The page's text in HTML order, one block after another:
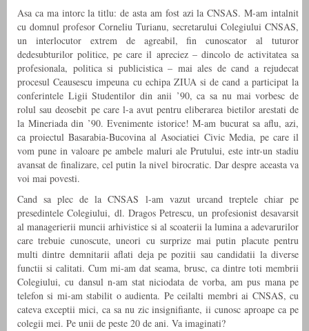
Asa ca ma intorc la titlu: de asta am fost azi la CNSAS. M-am intalnit
cu domnul profesor Corneliu Turianu, secretarului Colegiului CNSAS,
un interlocutor extrem de agreabil, fin cunoscator al tuturor
dedesubturilor politice, pe care il apreciez – dincolo de activitatea sa
profesionala, politica si publicistica – mai ales de cand a rejudecat
procesul Ceausescu impeuna cu echipa ZIUA si de cand a participat la
conferintele Ligii Studentilor din anii ’90, ca sa nu mai vorbesc de
rolul sau deosebit pe care l-a avut pentru eliberarea bietilor arestati de
la Mineriada din ’90. Evenimente istorice! M-am bucurat sa aflu, azi,
ca proiectul Basarabia-Bucovina al Asociatiei Civic Media, pe care il
vom pune in valoare pe ambele maluri ale Prutului, este intr-un stadiu
avansat de finalizare, cel putin la nivel birocratic. Dar despre aceasta va
voi mai povesti.
Cand sa plec de la CNSAS l-am vazut urcand treptele chiar pe
presedintele Colegiului, dl. Dragos Petrescu, un profesionist desavarsit
al managerierii muncii arhivistice si al scoaterii la lumina a adevarurilor
care trebuie cunoscute, uneori cu surprize mai putin placute pentru
multi dintre demnitarii aflati deja pe pozitii sau candidatii la diverse
functii si calitati. Cum mi-am dat seama, brusc, ca dintre toti membrii
Colegiului, cu dansul n-am stat niciodata de vorba, am pus mana pe
telefon si mi-am stabilit o audienta. Pe ceilalti membri ai CNSAS, cu
cateva exceptii mici, ca sa nu zic insignifiante, ii cunosc aproape ca pe
colegii mei. Pe unii de peste 20 de ani. Va imaginati?